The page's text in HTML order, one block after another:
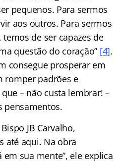
pequenos. Para sermos
aos outros. Para sermos
de ser capazes de
questão do coração” [4].
consegue prosperar em
romper padrões e
– não custa lembrar! –
pensamentos.
JB Carvalho,
até aqui. Na obra
em sua mente”, ele explica